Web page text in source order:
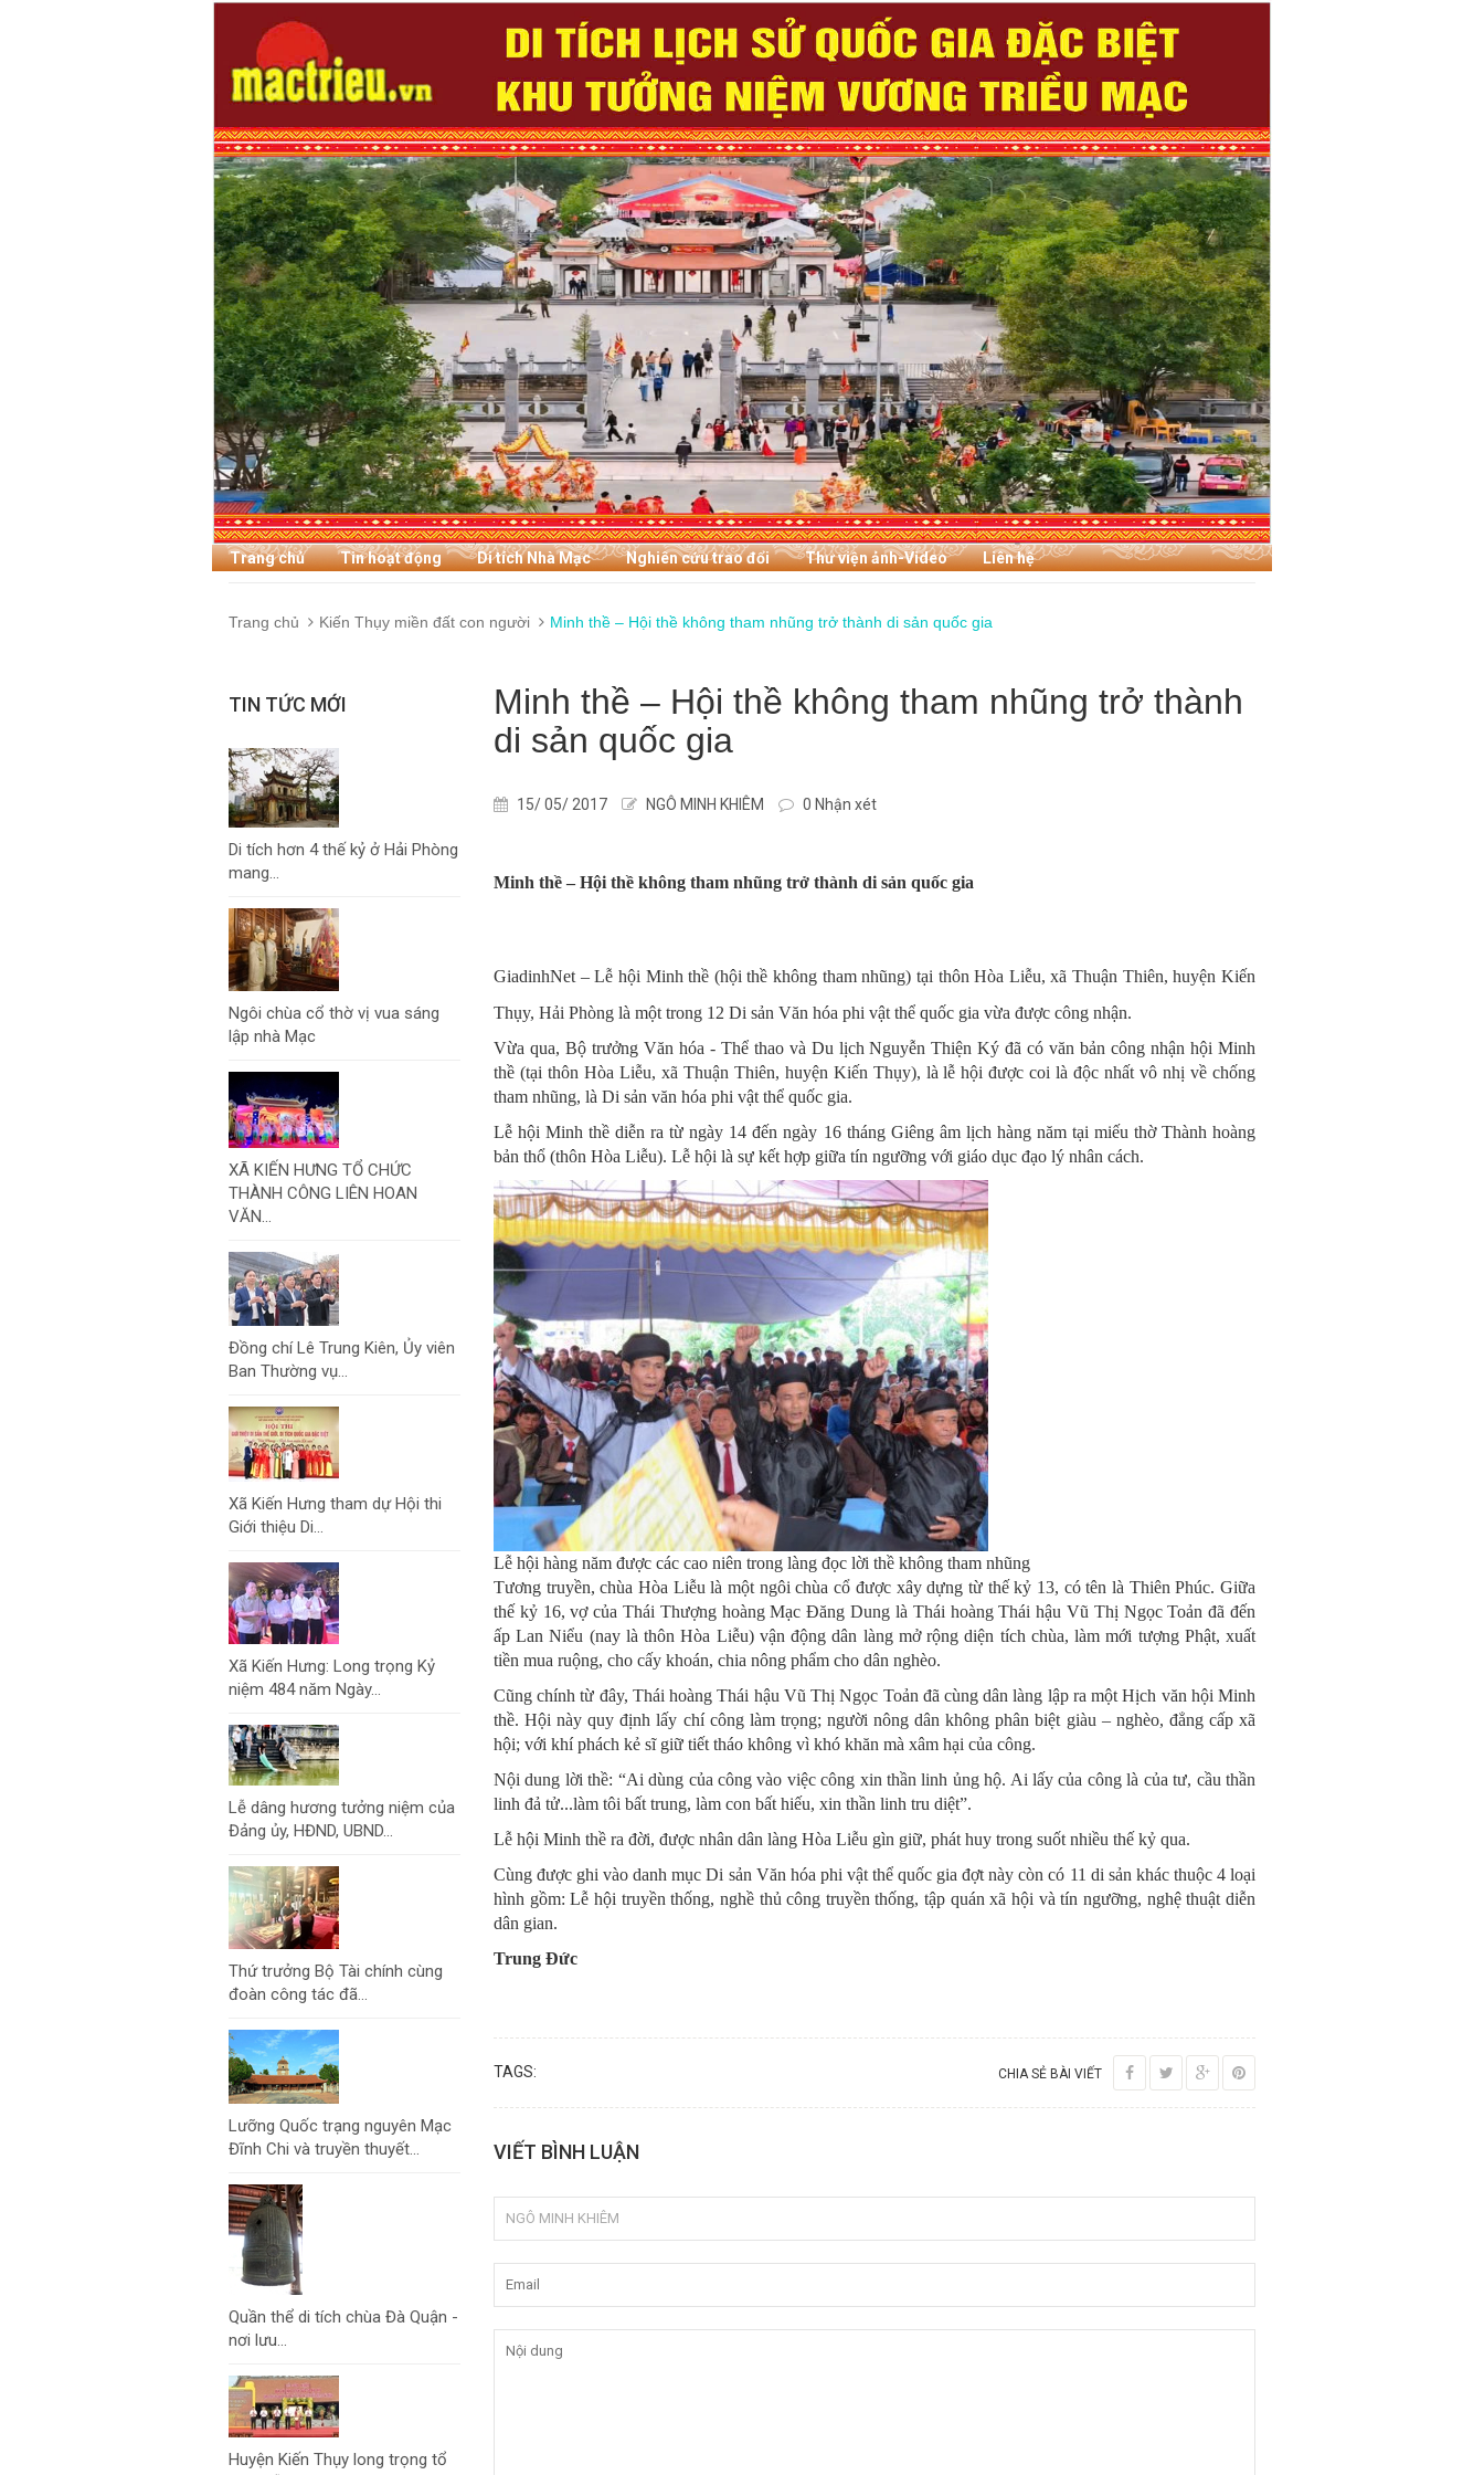
Trang chủ Tin hoạt động Di tích Nhà Mạc Nghiên cứu trao đổi Thư viện ảnh-Video Liên hệ
Trang chủ Kiến Thụy miền đất con người Minh thề – Hội thề không tham nhũng trở thành di sản quốc gia
TIN TỨC MỚI
Di tích hơn 4 thế kỷ ở Hải Phòng
mang...
Ngôi chùa cổ thờ vị vua sáng
lập nhà Mạc
XÃ KIẾN HƯNG TỔ CHỨC
THÀNH CÔNG LIÊN HOAN
VĂN...
Đồng chí Lê Trung Kiên, Ủy viên
Ban Thường vụ...
Xã Kiến Hưng tham dự Hội thi
Giới thiệu Di...
Xã Kiến Hưng: Long trọng Kỷ
niệm 484 năm Ngày...
Lễ dâng hương tưởng niệm của
Đảng ủy, HĐND, UBND...
Thứ trưởng Bộ Tài chính cùng
đoàn công tác đã...
Lưỡng Quốc trạng nguyên Mạc
Đĩnh Chi và truyền thuyết...
Quần thể di tích chùa Đà Quận -
nơi lưu...
Huyện Kiến Thụy long trọng tổ
Minh thề – Hội thề không tham nhũng trở thành
di sản quốc gia
15/ 05/ 2017 NGÔ MINH KHIÊM 0 Nhận xét
Minh thề – Hội thề không tham nhũng trở thành di sản quốc gia
GiadinhNet – Lễ hội Minh thề (hội thề không tham nhũng) tại thôn Hòa Liễu, xã Thuận Thiên, huyện Kiến
Thụy, Hải Phòng là một trong 12 Di sản Văn hóa phi vật thể quốc gia vừa được công nhận.
Vừa qua, Bộ trưởng Văn hóa - Thể thao và Du lịch Nguyễn Thiện Ký đã có văn bản công nhận hội Minh
thề (tại thôn Hòa Liễu, xã Thuận Thiên, huyện Kiến Thụy), là lễ hội được coi là độc nhất vô nhị về chống
tham nhũng, là Di sản văn hóa phi vật thể quốc gia.
Lễ hội Minh thề diễn ra từ ngày 14 đến ngày 16 tháng Giêng âm lịch hàng năm tại miếu thờ Thành hoàng
bản thổ (thôn Hòa Liễu). Lễ hội là sự kết hợp giữa tín ngưỡng với giáo dục đạo lý nhân cách.
Lễ hội hàng năm được các cao niên trong làng đọc lời thề không tham nhũng
Tương truyền, chùa Hòa Liễu là một ngôi chùa cổ được xây dựng từ thế kỷ 13, có tên là Thiên Phúc. Giữa
thế kỷ 16, vợ của Thái Thượng hoàng Mạc Đăng Dung là Thái hoàng Thái hậu Vũ Thị Ngọc Toản đã đến
ấp Lan Niểu (nay là thôn Hòa Liễu) vận động dân làng mở rộng diện tích chùa, làm mới tượng Phật, xuất
tiền mua ruộng, cho cấy khoán, chia nông phẩm cho dân nghèo.
Cũng chính từ đây, Thái hoàng Thái hậu Vũ Thị Ngọc Toản đã cùng dân làng lập ra một Hịch văn hội Minh
thề. Hội này quy định lấy chí công làm trọng; người nông dân không phân biệt giàu – nghèo, đẳng cấp xã
hội; với khí phách kẻ sĩ giữ tiết tháo không vì khó khăn mà xâm hại của công.
Nội dung lời thề: “Ai dùng của công vào việc công xin thần linh ủng hộ. Ai lấy của công là của tư, cầu thần
linh đả tử...làm tôi bất trung, làm con bất hiếu, xin thần linh tru diệt”.
Lễ hội Minh thề ra đời, được nhân dân làng Hòa Liễu gìn giữ, phát huy trong suốt nhiều thế kỷ qua.
Cùng được ghi vào danh mục Di sản Văn hóa phi vật thể quốc gia đợt này còn có 11 di sản khác thuộc 4 loại
hình gồm: Lễ hội truyền thống, nghề thủ công truyền thống, tập quán xã hội và tín ngưỡng, nghệ thuật diễn
dân gian.
Trung Đức
TAGS: CHIA SẺ BÀI VIẾT
VIẾT BÌNH LUẬN